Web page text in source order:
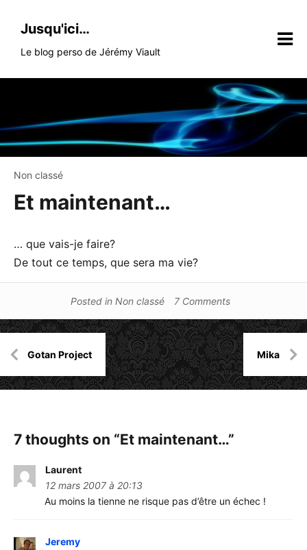
Jusqu'ici…
Le blog perso de Jérémy Viault
Non classé
Et maintenant…
… que vais-je faire?
De tout ce temps, que sera ma vie?
Posted in Non classé 7 Comments
de
l’article
Gotan Project Mika
7 thoughts on “Et maintenant…”
Laurent
12 mars 2007 à 20:13
Au moins la tienne ne risque pas d’être un échec !
Jeremy